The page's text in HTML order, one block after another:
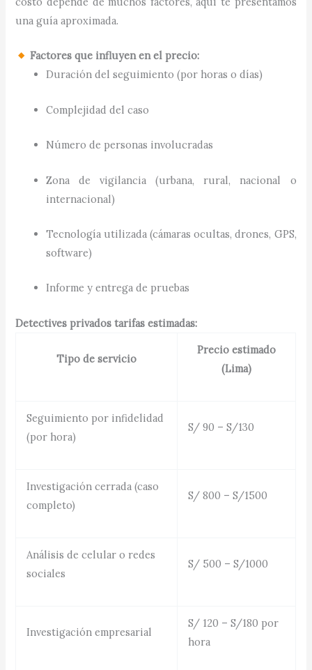
una guía aproximada.
Factores que influyen en el precio:
Duración del seguimiento (por horas o días)
Complejidad del caso
Número de personas involucradas
Zona de vigilancia (urbana, rural, nacional o
internacional)
Tecnología utilizada (cámaras ocultas, drones, GPS,
software)
Informe y entrega de pruebas
Detectives privados tarifas estimadas:
Tipo de servicio
Precio estimado
(Lima)
Seguimiento por infidelidad
(por hora)
S/ 90 – S/130
Investigación cerrada (caso
completo)
S/ 800 – S/1500
Análisis de celular o redes
sociales
S/ 500 – S/1000
Investigación empresarial
S/ 120 – S/180 por
hora